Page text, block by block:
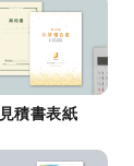
見積書表紙